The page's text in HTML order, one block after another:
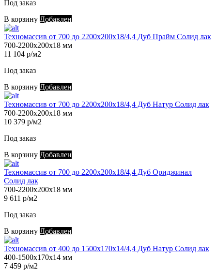
Под заказ
В корзину Добавлен
Техномассив от 700 до 2200х200х18/4,4 Дуб Прайм Солид лак
700-2200х200х18 мм
11 104 р/м2
Под заказ
В корзину Добавлен
Техномассив от 700 до 2200х200х18/4,4 Дуб Натур Солид лак
700-2200х200х18 мм
10 379 р/м2
Под заказ
В корзину Добавлен
Техномассив от 700 до 2200х200х18/4,4 Дуб Ориджинал
Солид лак
700-2200х200х18 мм
9 611 р/м2
Под заказ
В корзину Добавлен
Техномассив от 400 до 1500х170х14/4,4 Дуб Натур Солид лак
400-1500х170х14 мм
7 459 р/м2